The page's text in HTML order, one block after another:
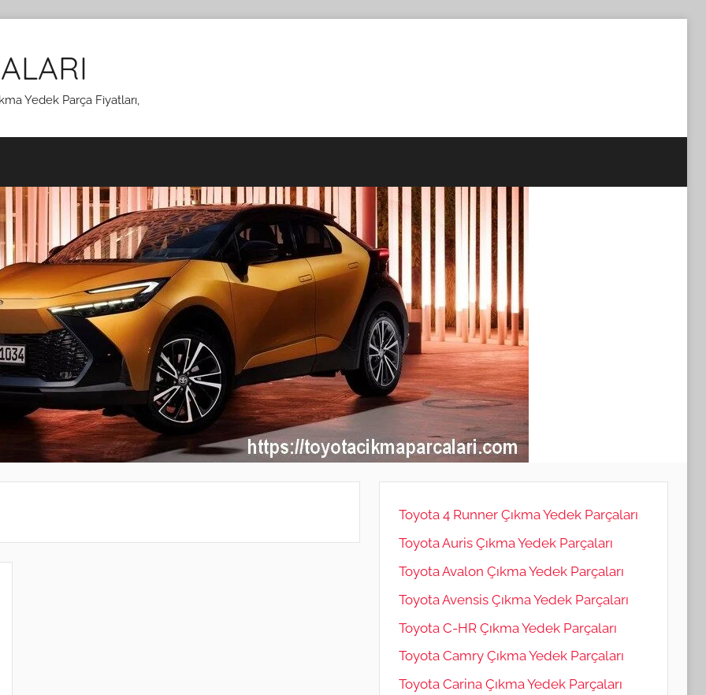
Yedek Parça Fiyatları,
Toyota 4 Runner Çıkma Yedek Parçaları
Toyota Auris Çıkma Yedek Parçaları
Toyota Avalon Çıkma Yedek Parçaları
Toyota Avensis Çıkma Yedek Parçaları
Toyota C-HR Çıkma Yedek Parçaları
Toyota Camry Çıkma Yedek Parçaları
Toyota Carina Çıkma Yedek Parçaları